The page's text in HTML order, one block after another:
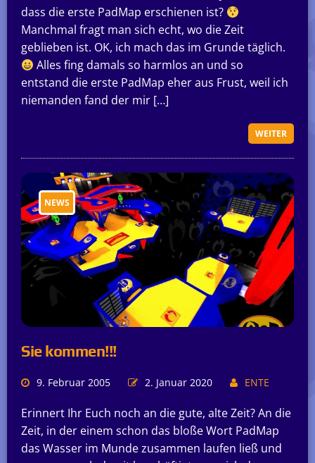
dass die erste PadMap erschienen ist?
Manchmal fragt man sich echt, wo die Zeit
geblieben ist. OK, ich mach das im Grunde täglich.
Alles fing damals so harmlos an und so
entstand die erste PadMap eher aus Frust, weil ich
niemanden fand der mir […]
WEITER
NEWS
Sie kommen!!!
9. Februar 2005 2. Januar 2020 ENTE
Erinnert Ihr Euch noch an die gute, alte Zeit? An die
Zeit, in der einem schon das bloße Wort PadMap
das Wasser im Munde zusammen laufen ließ und